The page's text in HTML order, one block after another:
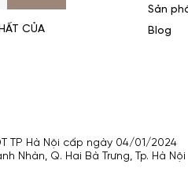
CỦA
Sản
Blog
TP Hà Nội cấp ngày 04/01/2024
Nhàn, Q. Hai Bà Trưng, Tp. Hà Nội